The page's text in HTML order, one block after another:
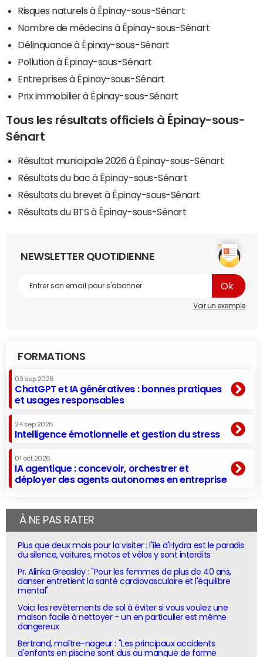
Risques naturels à Épinay-sous-Sénart
Nombre de médecins à Épinay-sous-Sénart
Délinquance à Épinay-sous-Sénart
Pollution à Épinay-sous-Sénart
Entreprises à Épinay-sous-Sénart
Prix immobilier à Épinay-sous-Sénart
Tous les résultats officiels à Épinay-sous-
Sénart
Résultat municipale 2026 à Épinay-sous-Sénart
Résultats du bac à Épinay-sous-Sénart
Résultats du brevet à Épinay-sous-Sénart
Résultats du BTS à Épinay-sous-Sénart
NEWSLETTER QUOTIDIENNE
Voir un exemple
FORMATIONS
03 sep 2026
ChatGPT et IA génératives : bonnes pratiques
et usages responsables
24 sep 2026
Intelligence émotionnelle et gestion du stress
01 oct 2026
IA agentique : concevoir, orchestrer et
déployer des agents autonomes en entreprise
À NE PAS RATER
Plus que deux mois pour la visiter : l'île d'Hydra est le paradis
du silence, voitures, motos et vélos y sont interdits
Pr. Alinka Greasley : "Pour les femmes de plus de 40 ans,
danser entretient la santé cardiovasculaire et l'équilibre
mental"
Voici les revêtements de sol à éviter si vous voulez une
maison facile à nettoyer - un en particulier est même
dangereux
Bertrand, maître-nageur : "Les principaux accidents
d'enfants en piscine sont dus au manque de forme